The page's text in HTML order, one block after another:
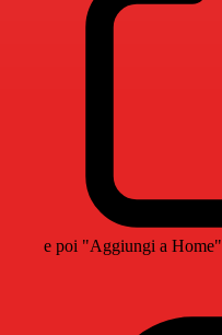
e poi "Aggiungi a Home"